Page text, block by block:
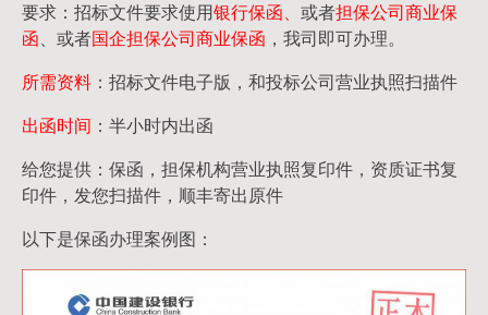
要求：招标文件要求使用银行保函、 或者担保公司商业保
函 、或者国企担保公司商业保函 ，我司即可办理。
所需资料 ：招标文件电子版，和投标公司营业执照扫描件
出函时间 ：半小时内出函
给您提供：保函，担保机构营业执照复印件，资质证书复
印件，发您扫描件，顺丰寄出原件
以下是保函办理案例图：